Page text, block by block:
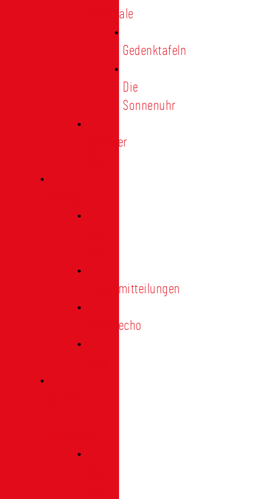
Denkmale
Gedenktafeln
Die
Sonnenuhr
Ratinger
Pressemitteilungen
Presseecho